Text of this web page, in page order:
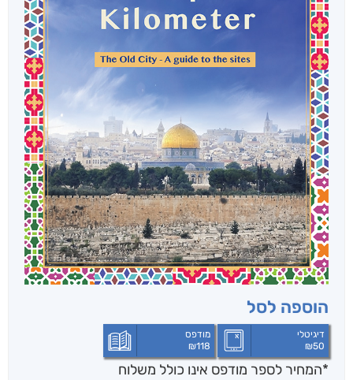
הוספה לסל
דיגיטלי
₪50
מודפס
₪118
*המחיר לספר מודפס אינו כולל משלוח